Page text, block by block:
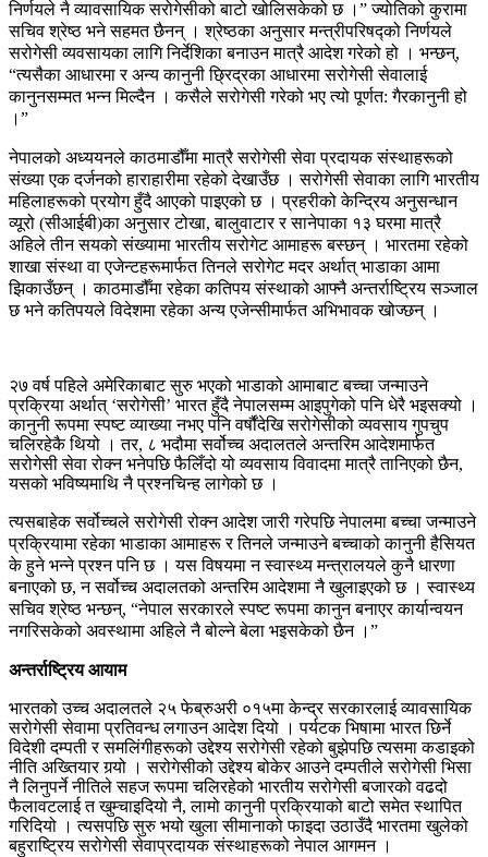
निर्णयले नै व्यावसायिक सरोगेसीको बाटो खोलिसकेको छ ।” ज्योतिको कुरामा
सचिव श्रेष्ठ भने सहमत छैनन् । श्रेष्ठका अनुसार मन्त्रीपरिषद्को निर्णयले
सरोगेसी व्यवसायका लागि निर्देशिका बनाउन मात्रै आदेश गरेको हो । भन्छन्,
“त्यसैका आधारमा र अन्य कानुनी छ्रिद्रका आधारमा सरोगेसी सेवालाई
कानुनसम्मत भन्न मिल्दैन । कसैले सरोगेसी गरेको भए त्यो पूर्णत: गैरकानुनी हो
।”
नेपालको अध्ययनले काठमाडौँमा मात्रै सरोगेसी सेवा प्रदायक संस्थाहरूको
संख्या एक दर्जनको हाराहारीमा रहेको देखाउँछ । सरोगेसी सेवाका लागि भारतीय
महिलाहरूको प्रयोग हुँदै आएको पाइएको छ । प्रहरीको केन्द्रिय अनुसन्धान
व्यूरो (सीआईबी)का अनुसार टोखा, बालुवाटार र सानेपाका १३ घरमा मात्रै
अहिले तीन सयको संख्यामा भारतीय सरोगेट आमाहरू बस्छन् । भारतमा रहेको
शाखा संस्था वा एजेन्टहरूमार्फत तिनले सरोगेट मदर अर्थात् भाडाका आमा
झिकाउँछन् । काठमाडौँमा रहेका कतिपय संस्थाको आफ्नै अन्तर्राष्ट्रिय सञ्जाल
छ भने कतिपयले विदेशमा रहेका अन्य एजेन्सीमार्फत अभिभावक खोज्छन् ।
२७ वर्ष पहिले अमेरिकाबाट सुरु भएको भाडाको आमाबाट बच्चा जन्माउने
प्रक्रिया अर्थात् ‘सरोगेसी’ भारत हुँदै नेपालसम्म आइपुगेको पनि धेरै भइसक्यो ।
कानुनी रूपमा स्पष्ट व्याख्या नभए पनि वर्षौंदेखि सरोगेसीको व्यवसाय गुपचुप
चलिरहेकै थियो । तर, ८ भदौमा सर्वोच्च अदालतले अन्तरिम आदेशमार्फत
सरोगेसी सेवा रोक्न भनेपछि फैलिँदो यो व्यवसाय विवादमा मात्रै तानिएको छैन,
यसको भविष्यमाथि नै प्रश्नचिन्ह लागेको छ ।
त्यसबाहेक सर्वोच्चले सरोगेसी रोक्न आदेश जारी गरेपछि नेपालमा बच्चा जन्माउने
प्रक्रियामा रहेका भाडाका आमाहरू र तिनले जन्माउने बच्चाको कानुनी हैसियत
के हुने भन्ने प्रश्न पनि छ । यस विषयमा न स्वास्थ्य मन्त्रालयले कुनै धारणा
बनाएको छ, न सर्वोच्च अदालतको अन्तरिम आदेशमा नै खुलाइएको छ । स्वास्थ्य
सचिव श्रेष्ठ भन्छन्, “नेपाल सरकारले स्पष्ट रूपमा कानुन बनाएर कार्यान्वयन
नगरिसकेको अवस्थामा अहिले नै बोल्ने बेला भइसकेको छैन ।”
अन्तर्राष्ट्रिय आयाम
भारतको उच्च अदालतले २५ फेब्रुअरी ०१५मा केन्द्र सरकारलाई व्यावसायिक
सरोगेसी सेवामा प्रतिवन्ध लगाउन आदेश दियो । पर्यटक भिषामा भारत छिर्ने
विदेशी दम्पती र समलिंगीहरूको उद्देश्य सरोगेसी रहेको बुझेपछि त्यसमा कडाइको
नीति अख्तियार गर्‍यो । सरोगेसीको उद्देश्य बोकेर आउने दम्पतीले सरोगेसी भिसा
नै लिनुपर्ने नीतिले सहज रूपमा चलिरहेको भारतीय सरोगेसी बजारको वढदो
फैलावटलाई त खुम्चाइदियो नै, लामो कानुनी प्रक्रियाको बाटो समेत स्थापित
गरिदियो । त्यसपछि सुरु भयो खुला सीमानाको फाइदा उठाउँदै भारतमा खुलेको
बहुराष्ट्रिय सरोगेसी सेवाप्रदायक संस्थाहरूको नेपाल आगमन ।